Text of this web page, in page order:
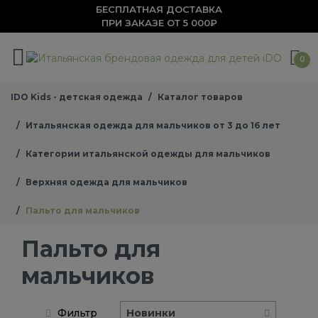
БЕСПЛАТНАЯ ДОСТАВКА
ПРИ ЗАКАЗЕ ОТ 5 000₽
0
IDO Kids - детская одежда Каталог товаров
Итальянская одежда для мальчиков от 3 до 16 лет
Категории итальянской одежды для мальчиков
Верхняя одежда для мальчиков
Пальто для мальчиков
Пальто для
мальчиков
Фильтр Новинки